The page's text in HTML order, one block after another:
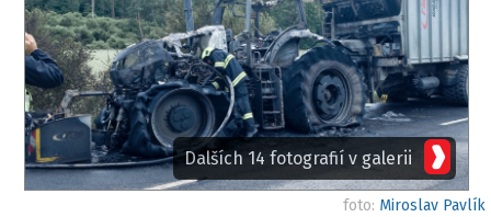
Dalších 14 fotografií v galerii
foto: Miroslav Pavlík